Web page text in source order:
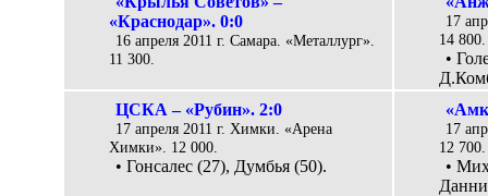
«Краснодар». 0:0
16 апреля 2011 г. Самара. «Металлург».
11 300.
17
14 800.
•
ЦСКА – «Рубин». 2:0
17 апреля 2011 г. Химки. «Арена
Химки». 12 000.
• Гонсалес (27), Думбья (50).
17
12 700.
•